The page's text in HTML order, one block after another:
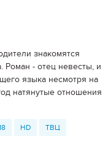
знакомятся
Роман - отец невесты, и
языка несмотря на
натянутые отношения
HD ТВЦ